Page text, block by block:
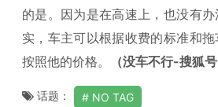
的是。因为是在高速上，也没有
实，车主可以根据收费的标准和
按照他的价格。
（没车不行-搜狐号
话题： NO TAG